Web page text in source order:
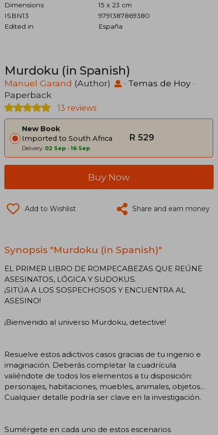
Dimensions
15 x 23 cm
ISBN13
9791387869380
Edited in
España
Murdoku (in Spanish)
Manuel Garand (Author) · Temas de Hoy ·
Paperback
13 reviews
New Book
Imported to South Africa
Delivery: 02 Sep - 16 Sep
R 529
Buy Now
Add to Wishlist Share and earn money
Synopsis "Murdoku (in Spanish)"
EL PRIMER LIBRO DE ROMPECABEZAS QUE REÚNE
ASESINATOS, LÓGICA Y SUDOKUS.
¡SITÚA A LOS SOSPECHOSOS Y ENCUENTRA AL
ASESINO!
¡Bienvenido al universo Murdoku, detective!
Resuelve estos adictivos casos gracias de tu ingenio e
imaginación. Deberás completar la cuadrícula
valiéndote de todos los elementos a tu disposición:
personajes, habitaciones, muebles, animales, objetos…
Cualquier detalle podría ser clave en la investigación.
Sumérgete en cada uno de estos escenarios